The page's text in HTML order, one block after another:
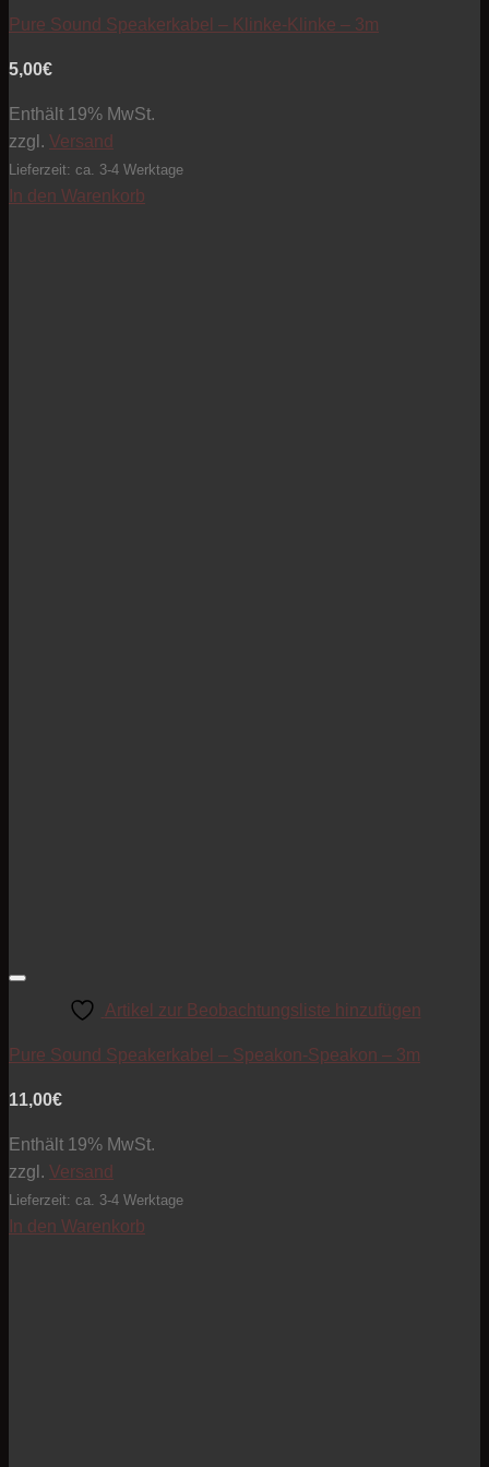
Pure Sound Speakerkabel – Klinke-Klinke – 3m
5,00€
Enthält 19% MwSt.
zzgl. Versand
Lieferzeit: ca. 3-4 Werktage
In den Warenkorb
Artikel zur Beobachtungsliste hinzufügen
Pure Sound Speakerkabel – Speakon-Speakon – 3m
11,00€
Enthält 19% MwSt.
zzgl. Versand
Lieferzeit: ca. 3-4 Werktage
In den Warenkorb